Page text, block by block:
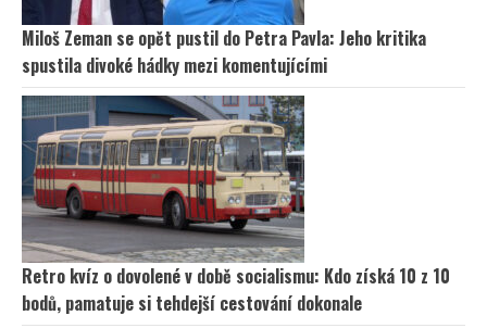
Miloš Zeman se opět pustil do Petra Pavla: Jeho kritika
spustila divoké hádky mezi komentujícími
Retro kvíz o dovolené v době socialismu: Kdo získá 10 z 10
bodů, pamatuje si tehdejší cestování dokonale